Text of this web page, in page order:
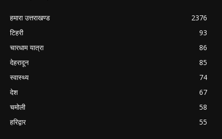
हमारा उत्तराखण्ड
2376
टिहरी
93
चारधाम यात्रा
86
देहरादून
85
स्वास्थ्य
74
देश
67
चमोली
58
हरिद्वार
55